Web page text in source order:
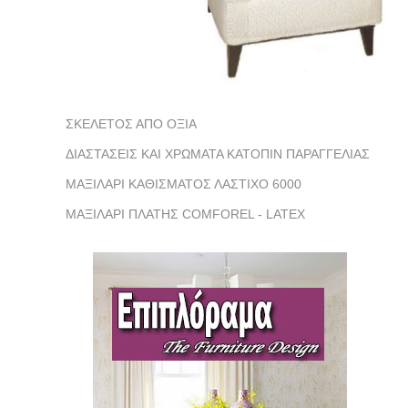
ΣΚΕΛΕΤΟΣ ΑΠΟ ΟΞΙΑ
ΔΙΑΣΤΑΣΕΙΣ ΚΑΙ ΧΡΩΜΑΤΑ ΚΑΤΟΠΙΝ ΠΑΡΑΓΓΕΛΙΑΣ
ΜΑΞΙΛΑΡΙ ΚΑΘΙΣΜΑΤΟΣ ΛΑΣΤΙΧΟ 6000
ΜΑΞΙΛΑΡΙ ΠΛΑΤΗΣ COMFOREL - LATEX